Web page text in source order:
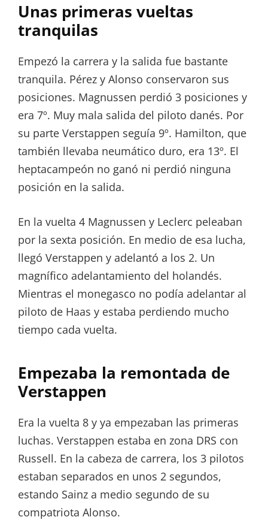
Unas primeras vueltas
tranquilas
Empezó la carrera y la salida fue bastante
tranquila. Pérez y Alonso conservaron sus
posiciones. Magnussen perdió 3 posiciones y
era 7º. Muy mala salida del piloto danés. Por
su parte Verstappen seguía 9º. Hamilton, que
también llevaba neumático duro, era 13º. El
heptacampeón no ganó ni perdió ninguna
posición en la salida.
En la vuelta 4 Magnussen y Leclerc peleaban
por la sexta posición. En medio de esa lucha,
llegó Verstappen y adelantó a los 2. Un
magnífico adelantamiento del holandés.
Mientras el monegasco no podía adelantar al
piloto de Haas y estaba perdiendo mucho
tiempo cada vuelta.
Empezaba la remontada de
Verstappen
Era la vuelta 8 y ya empezaban las primeras
luchas. Verstappen estaba en zona DRS con
Russell. En la cabeza de carrera, los 3 pilotos
estaban separados en unos 2 segundos,
estando Sainz a medio segundo de su
compatriota Alonso.